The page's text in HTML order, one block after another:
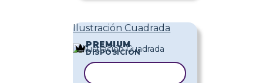
Ilustración Cuadrada
PREMIUM
DISPOSICIÓN